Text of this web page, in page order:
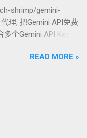
：连接建立与身份伪
：REALITY 是整个方
在于“借用”一个真
代理服务器时，在防
了，后续所有包都得
UDP/SRTP) ： 痛点 ：
播场景下，CDN 很难
此外，其复杂的握手
现，本质上是想利用
shrimp/gemini-
理, 把Gemini API免费
多个Gemini API Key，
。 今天来演示一下搭
READ MORE »